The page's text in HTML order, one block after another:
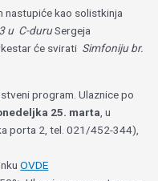
nastupiće kao solistkinja
u C-duruSergeja
će svirati Simfoniju br.
program. Ulaznice po
25. marta , u
porta 2, tel. 021/452-344),
OVDE